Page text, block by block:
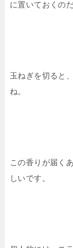
に置いておくの
玉ねぎを切ると
ね。
この香りが届く
しいです。